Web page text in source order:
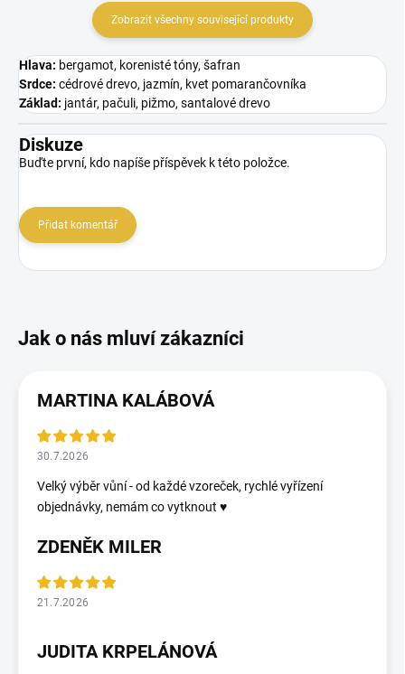
Zobrazit všechny související produkty
Hlava: bergamot, korenisté tóny, šafran
Srdce: cédrové drevo, jazmín, kvet pomarančovníka
Základ: jantár, pačuli, pižmo, santalové drevo
Diskuze
Buďte první, kdo napíše příspěvek k této položce.
Přidat komentář
MARTINA KALÁBOVÁ
30.7.2026
Velký výběr vůní - od každé vzoreček, rychlé vyřízení
objednávky, nemám co vytknout ♥️
ZDENĚK MILER
21.7.2026
JUDITA KRPELÁNOVÁ